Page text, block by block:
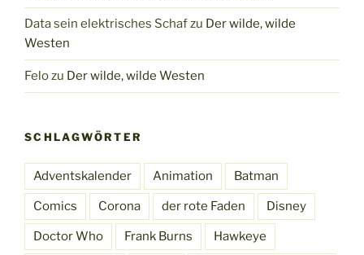
Data sein elektrisches Schafzu Der wilde, wilde
Westen
Felozu Der wilde, wilde Westen
SCHLAGWÖRTER
Adventskalender Animation Batman
Comics Corona der rote Faden Disney
Doctor Who Frank Burns Hawkeye